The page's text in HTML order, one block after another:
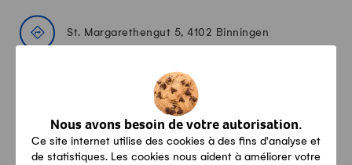
Nous avons besoin de votre autorisation.
Ce site internet utilise des cookies à des fins d'analyse et
de statistiques. Les cookies nous aident à améliorer votre
St. Margarethengut 5, 4102 Binningen
rediger@stmargarethengut.ch
0612726866